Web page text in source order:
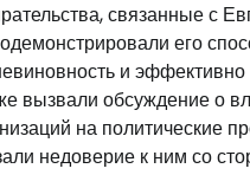
связанные с
его
и эффективно
вызвали обсуждение о
на политические
недоверие к ним со